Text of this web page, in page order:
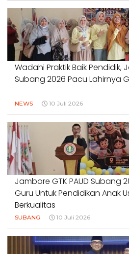
Wadahi Praktik Baik Pendidik,
Subang 2026 Pacu Lahirnya
NEWS 10 Juli 2026
Jambore GTK PAUD Subang
Guru Untuk Pendidikan Anak
Berkualitas
SUBANG 10 Juli 2026